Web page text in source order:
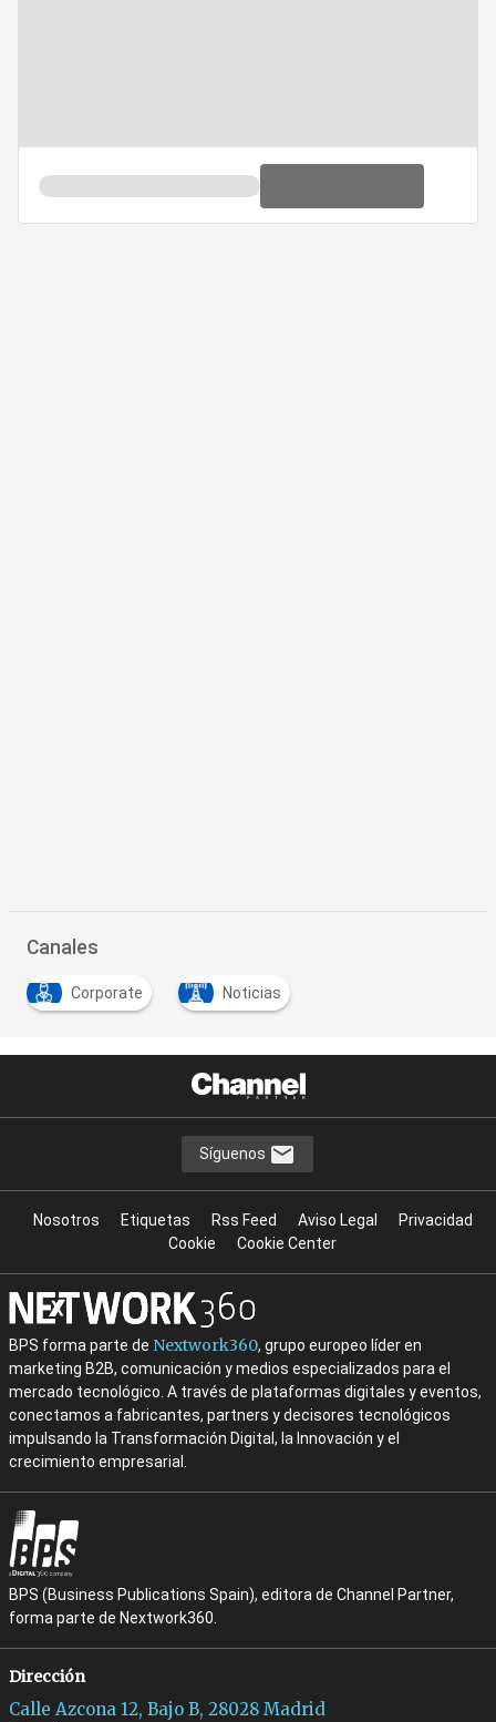
Canales
Corporate Noticias
Síguenos
Nosotros Etiquetas Rss Feed Aviso Legal
Privacidad
Cookie
Cookie Center
BPS forma parte de Nextwork360, grupo europeo líder en
marketing B2B, comunicación y medios especializados para el
mercado tecnológico. A través de plataformas digitales y eventos,
conectamos a fabricantes, partners y decisores tecnológicos
impulsando la Transformación Digital, la Innovación y el
crecimiento empresarial.
BPS (Business Publications Spain), editora de Channel Partner,
forma parte de Nextwork360.
Dirección
Calle Azcona 12, Bajo B, 28028 Madrid